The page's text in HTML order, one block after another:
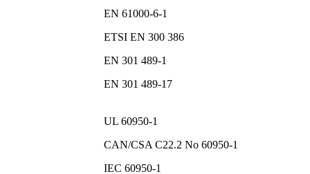
EN 61000-6-1
ETSI EN 300 386
EN 301 489-1
EN 301 489-17
UL 60950-1
CAN/CSA C22.2 No 60950-1
IEC 60950-1